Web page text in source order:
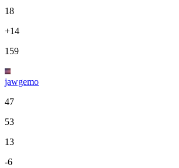
18
+14
159
jawgemo
47
53
13
-6